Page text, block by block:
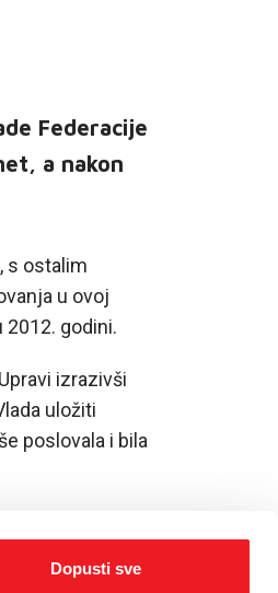
Dopusti sve
Federacije
a nakon
s ostalim
u ovoj
godini.
izrazivši
uložiti
poslovala i bila